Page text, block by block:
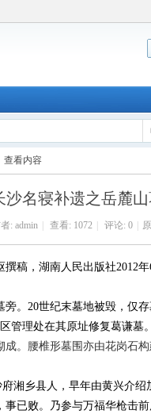
查看内容
沙名寝补遗之岳麓
: admin 查看: 1072 评论: 0
撰稿，湖南人民出版社2012
旁。20世纪末墓地被毁，仅
管理处在其原址修复葛谦墓
。腰椎形墓围亦由花岗石
府湘乡县人，早年由黄兴介
已败。乃参与万福华枪击